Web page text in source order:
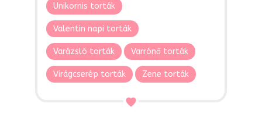
Unikornis torták
Valentin napi torták
Varázsló torták Varrónő torták
Virágcserép torták Zene torták